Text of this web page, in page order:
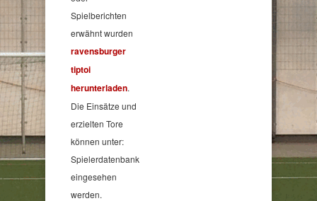
Spielberichten
erwähnt wurden
ravensburger
tiptoi
herunterladen.
Die Einsätze und
erzielten Tore
können unter:
Spielerdatenbank
eingesehen
werden.